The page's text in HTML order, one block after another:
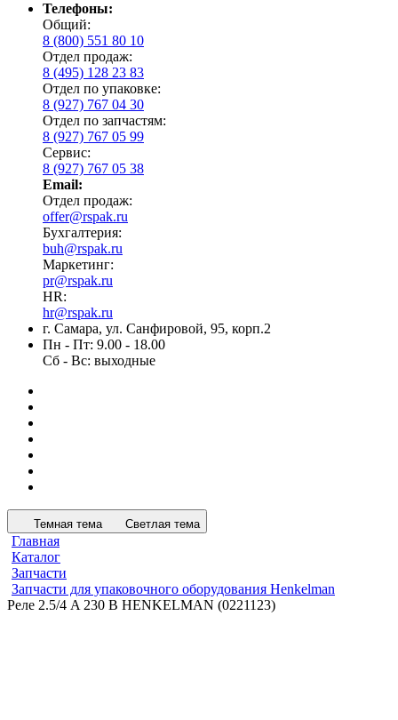
Телефоны:
Общий:
8 (800) 551 80 10
Отдел продаж:
8 (495) 128 23 83
Отдел по упаковке:
8 (927) 767 04 30
Отдел по запчастям:
8 (927) 767 05 99
Сервис:
8 (927) 767 05 38
Email:
Отдел продаж:
offer@rspak.ru
Бухгалтерия:
buh@rspak.ru
Маркетинг:
pr@rspak.ru
HR:
hr@rspak.ru
г. Самара, ул. Санфировой, 95, корп.2
Пн - Пт: 9.00 - 18.00
Сб - Вс: выходные
Темная тема Светлая тема
Главная
Каталог
Запчасти
Запчасти для упаковочного оборудования Henkelman
Реле 2.5/4 A 230 В HENKELMAN (0221123)